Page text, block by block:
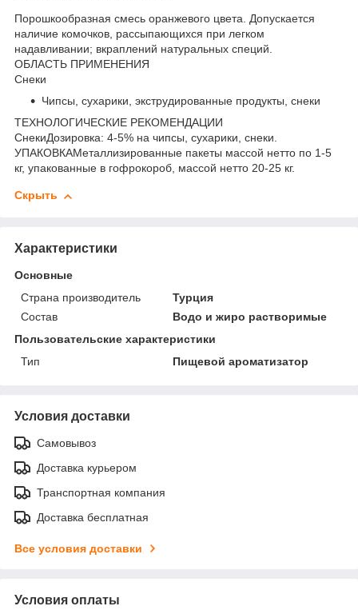
Порошкообразная смесь оранжевого цвета. Допускается
наличие комочков, рассыпающихся при легком
надавливании; вкраплений натуральных специй.
ОБЛАСТЬ ПРИМЕНЕНИЯ
Снеки
Чипсы, сухарики, экструдированные продукты, снеки
ТЕХНОЛОГИЧЕСКИЕ РЕКОМЕНДАЦИИ
СнекиДозировка: 4-5% на чипсы, сухарики, снеки.
УПАКОВКАМеталлизированные пакеты массой нетто по 1-5
кг, упакованные в гофрокороб, массой нетто 20-25 кг.
Скрыть
Характеристики
Основные
Страна производитель
Турция
Состав
Водо и жиро растворимые
Пользовательские характеристики
Тип
Пищевой ароматизатор
Условия доставки
Самовывоз
Доставка курьером
Транспортная компания
Доставка бесплатная
Все условия доставки
Условия оплаты